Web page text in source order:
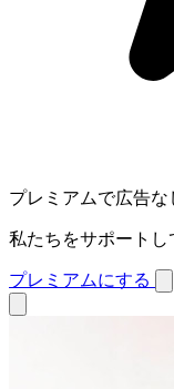
プレミアムで広告な
私たちをサポート
プレミアムにする